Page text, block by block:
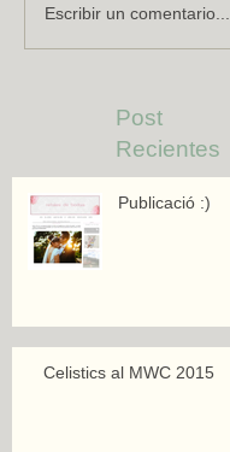
Escribir un comentario...
Post
Recientes
Publicació :)
Celistics al MWC 2015